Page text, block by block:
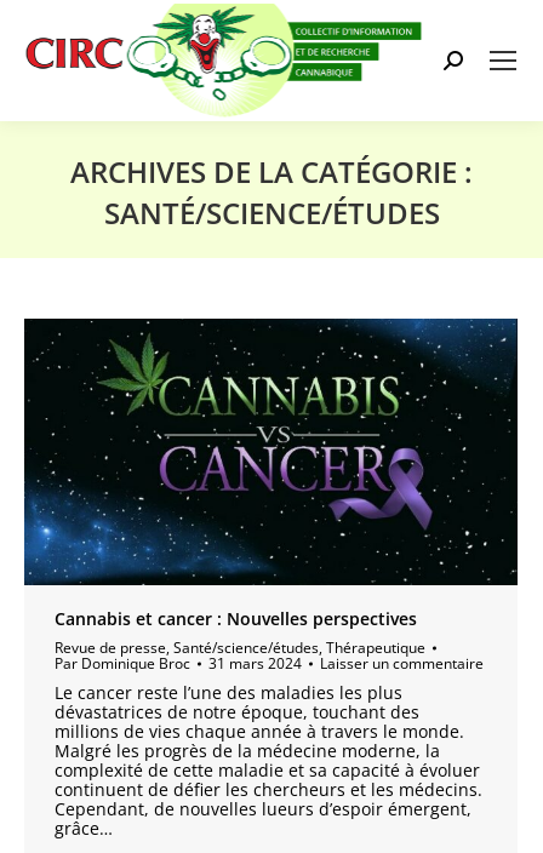
Search:
ARCHIVES DE LA CATÉGORIE :
SANTÉ/SCIENCE/ÉTUDES
Cannabis et cancer : Nouvelles perspectives
Revue de presse,Santé/science/études,Thérapeutique
Par Dominique Broc 31 mars 2024 Laisser un commentaire
Le cancer reste l’une des maladies les plus
dévastatrices de notre époque, touchant des
millions de vies chaque année à travers le monde.
Malgré les progrès de la médecine moderne, la
complexité de cette maladie et sa capacité à évoluer
continuent de défier les chercheurs et les médecins.
Cependant, de nouvelles lueurs d’espoir émergent,
grâce…